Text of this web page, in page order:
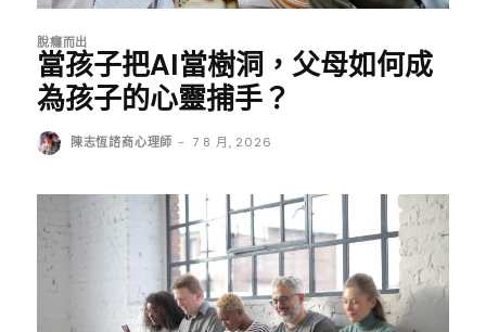
脫癮而出
當孩子把AI當樹洞，父母如何成
為孩子的心靈捕手？
陳志恆諮商心理師 - 7 8 月, 2026